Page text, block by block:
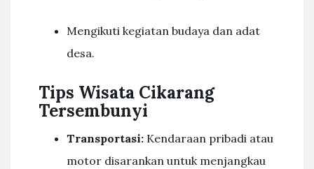
Mengikuti kegiatan budaya dan adat
desa.
Tips Wisata Cikarang
Tersembunyi
Transportasi: Kendaraan pribadi atau
motor disarankan untuk menjangkau